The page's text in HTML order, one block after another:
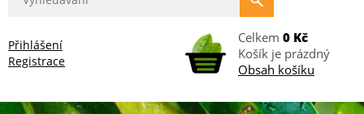
Přihlášení
Registrace
Celkem 0 Kč
Košík je prázdný
Obsah košíku